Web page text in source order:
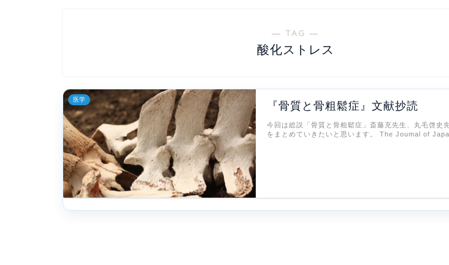
― TAG ―
酸化ストレス
医学
『骨質と骨粗鬆症』文献抄読
今回は総説「骨質と骨粗鬆症」斎藤充先生、丸毛啓史
をまとめていきたいと思います。 The Joumal of